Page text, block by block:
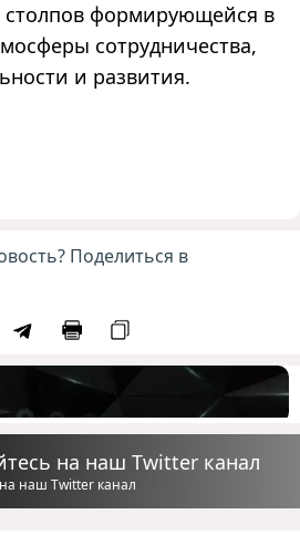
формирующейся в
сотрудничества,
и развития.
Поделиться в
на наш Twitter канал
наш Twitter канал